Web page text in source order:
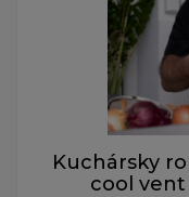
Kuchársky
cool